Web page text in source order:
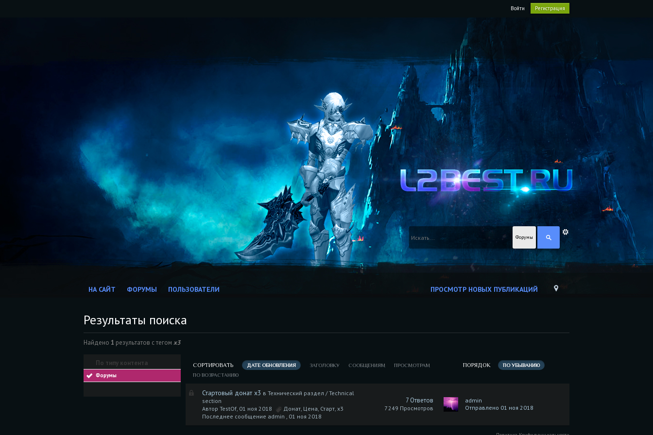
Войти Регистрация
Форумы
ПРОСМОТР НОВЫХ ПУБЛИКАЦИЙ
НА САЙТ ФОРУМЫ ПОЛЬЗОВАТЕЛИ
Результаты поиска
Найдено 1 результатов с тегом х3
По типу контента
Форумы
СОРТИРОВАТЬ ДАТЕ ОБНОВЛЕНИЯ ЗАГОЛОВКУ СООБЩЕНИЯМ ПРОСМОТРАМ ПОРЯДОК
ПО УБЫВАНИЮ
ПО ВОЗРАСТАНИЮ
Стартовый донат х3 в Технический раздел / Technical
section
Автор TestOf, 01 ноя 2018
Донат, Цена, Старт, х3
Последнее сообщение admin , 01 ноя 2018
7 Ответов
7 249 Просмотров
admin
Отправлено 01 ноя 2018